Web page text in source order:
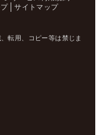
サイトマップ
転用、コピー等は禁じま